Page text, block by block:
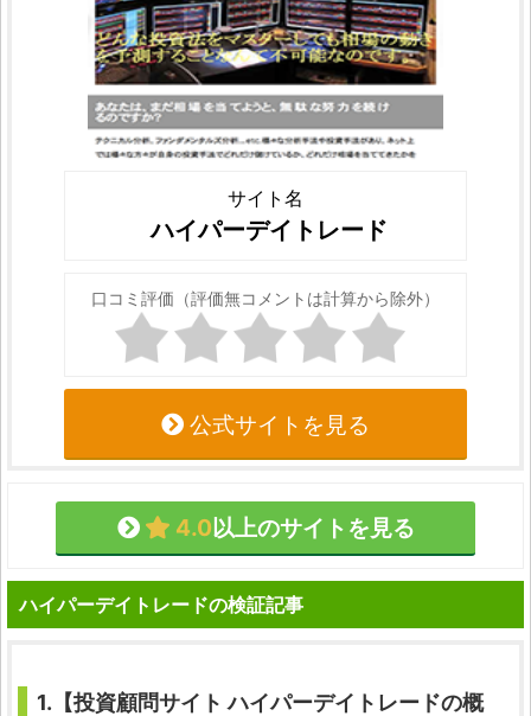
サイト名
ハイパーデイトレード
口コミ評価（評価無コメントは計算から除外）
公式サイトを見る
4.0以上のサイトを見る
ハイパーデイトレードの検証記事
1.【投資顧問サイト ハイパーデイトレードの概